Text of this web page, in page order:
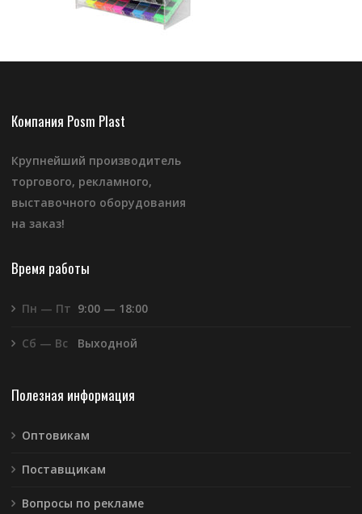
Компания Posm Plast
Крупнейший производитель
торгового, рекламного,
выставочного оборудования
на заказ!
Время работы
Пн — Пт 9:00 — 18:00
Сб — Вс Выходной
Полезная информация
Оптовикам
Поставщикам
Вопросы по рекламе